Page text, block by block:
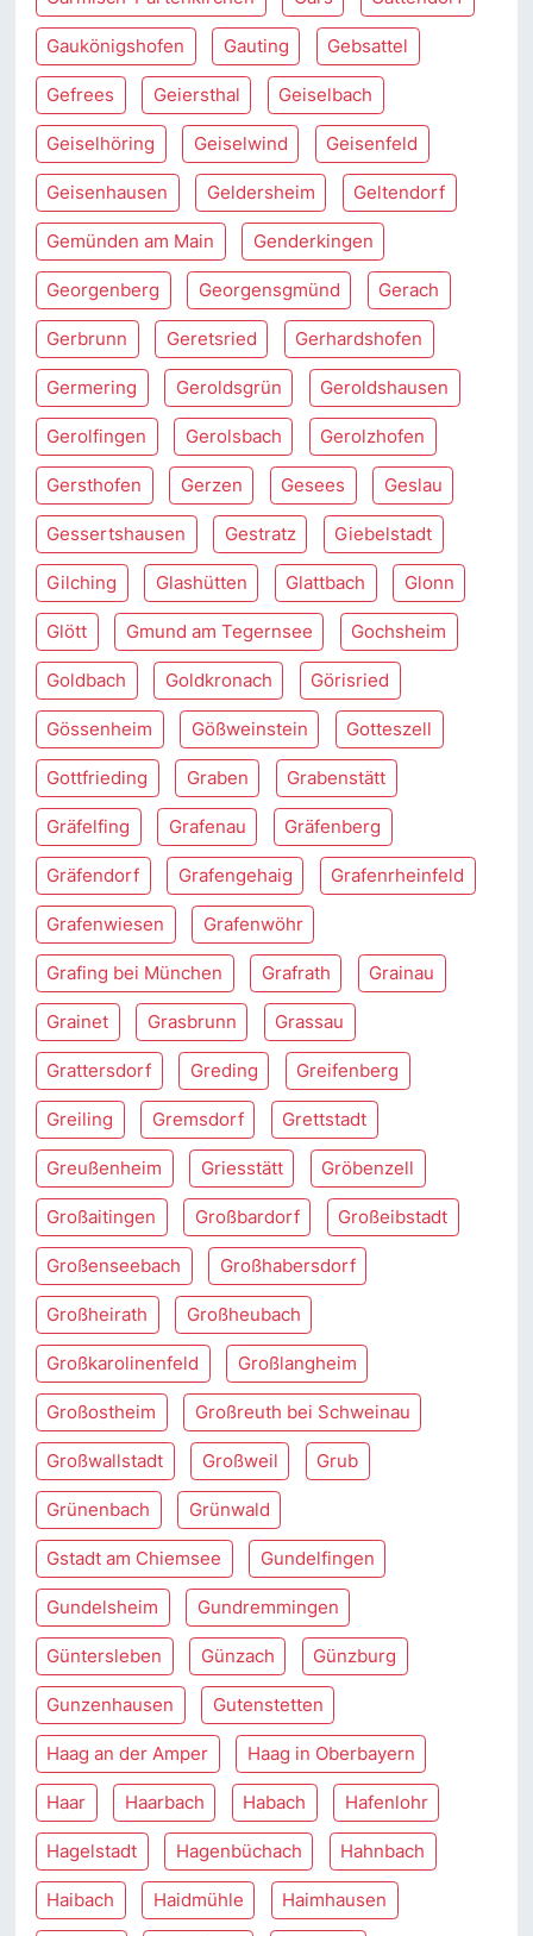
Gaukönigshofen Gauting Gebsattel
Gefrees Geiersthal Geiselbach
Geiselhöring Geiselwind Geisenfeld
Geisenhausen Geldersheim Geltendorf
Gemünden am Main Genderkingen
Georgenberg Georgensgmünd Gerach
Gerbrunn Geretsried Gerhardshofen
Germering Geroldsgrün Geroldshausen
Gerolfingen Gerolsbach Gerolzhofen
Gersthofen Gerzen Gesees Geslau
Gessertshausen Gestratz Giebelstadt
Gilching Glashütten Glattbach Glonn
Glött Gmund am Tegernsee Gochsheim
Goldbach Goldkronach Görisried
Gössenheim Gößweinstein Gotteszell
Gottfrieding Graben Grabenstätt
Gräfelfing Grafenau Gräfenberg
Gräfendorf Grafengehaig Grafenrheinfeld
Grafenwiesen Grafenwöhr
Grafing bei München Grafrath Grainau
Grainet Grasbrunn Grassau
Grattersdorf Greding Greifenberg
Greiling Gremsdorf Grettstadt
Greußenheim Griesstätt Gröbenzell
Großaitingen Großbardorf Großeibstadt
Großenseebach Großhabersdorf
Großheirath Großheubach
Großkarolinenfeld Großlangheim
Großostheim Großreuth bei Schweinau
Großwallstadt Großweil Grub
Grünenbach Grünwald
Gstadt am Chiemsee Gundelfingen
Gundelsheim Gundremmingen
Güntersleben Günzach Günzburg
Gunzenhausen Gutenstetten
Haag an der Amper Haag in Oberbayern
Haar Haarbach Habach Hafenlohr
Hagelstadt Hagenbüchach Hahnbach
Haibach Haidmühle Haimhausen